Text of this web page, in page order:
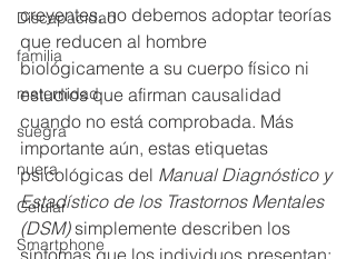
Discapacidad
familia
maternidad
suegra
nuera
Celular
Smartphone
creyentes, no debemos adoptar teorías
que reducen al hombre
biológicamente a su cuerpo físico ni
estudios que afirman causalidad
cuando no está comprobada. Más
importante aún, estas etiquetas
psicológicas del Manual Diagnóstico y
Estadístico de los Trastornos Mentales
(DSM) simplemente describen los
síntomas que los individuos presentan;